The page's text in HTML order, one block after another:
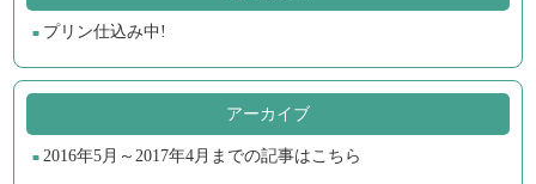
プリン仕込み中!
アーカイブ
2016年5月～2017年4月までの記事はこちら